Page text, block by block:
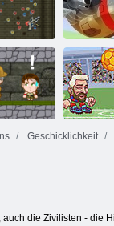
Castle
Ratbu
Geschicklichkeit
die Zivilisten -